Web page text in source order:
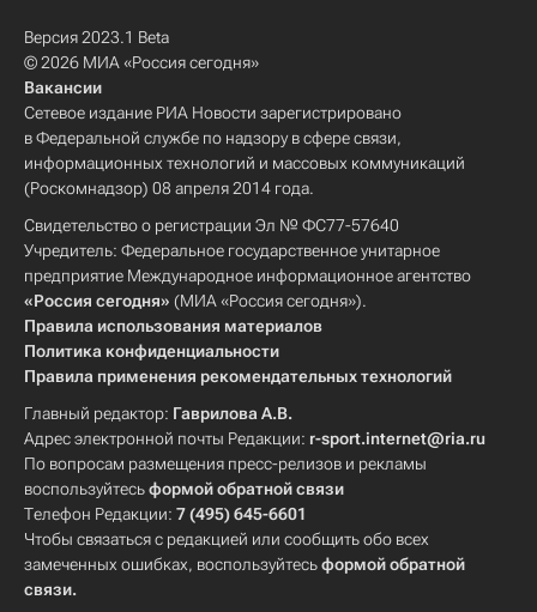
Версия 2023.1 Beta
© 2026 МИА «Россия сегодня»
Вакансии
Сетевое издание РИА Новости зарегистрировано
в Федеральной службе по надзору в сфере связи,
информационных технологий и массовых коммуникаций
(Роскомнадзор) 08 апреля 2014 года.
Свидетельство о регистрации Эл № ФС77-57640
Учредитель: Федеральное государственное унитарное
предприятие Международное информационное агентство
«Россия сегодня» (МИА «Россия сегодня»).
Правила использования материалов
Политика конфиденциальности
Правила применения рекомендательных технологий
Главный редактор: Гаврилова А.В.
Адрес электронной почты Редакции: r-sport.internet@ria.ru
По вопросам размещения пресс-релизов и рекламы
воспользуйтесьформой обратной связи
Телефон Редакции: 7 (495) 645-6601
Чтобы связаться с редакцией или сообщить обо всех
замеченных ошибках, воспользуйтесьформой обратной
связи.